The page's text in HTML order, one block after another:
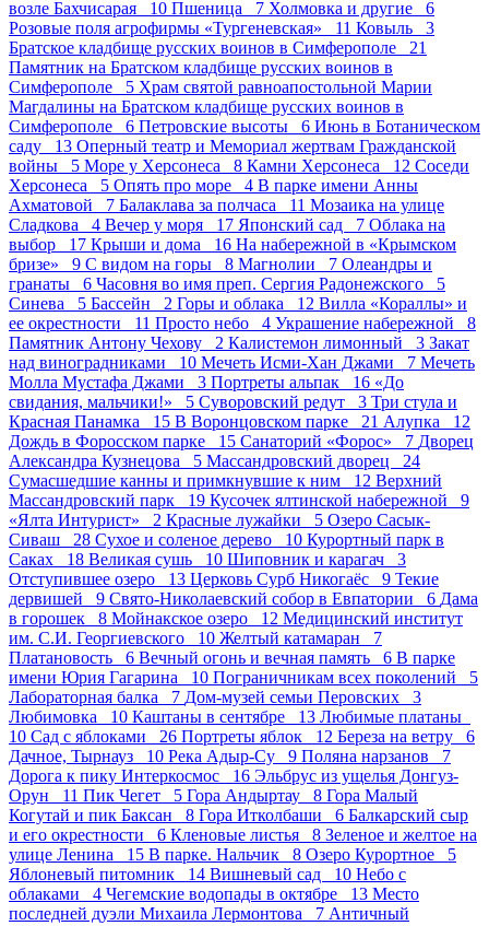
возле Бахчисарая 10 Пшеница 7 Холмовка и другие 6
Розовые поля агрофирмы «Тургеневская» 11 Ковыль 3
Братское кладбище русских воинов в Симферополе 21
Памятник на Братском кладбище русских воинов в
Симферополе 5 Храм святой равноапостольной Марии
Магдалины на Братском кладбище русских воинов в
Симферополе 6 Петровские высоты 6 Июнь в Ботаническом
саду 13 Оперный театр и Мемориал жертвам Гражданской
войны 5 Море у Херсонеса 8 Камни Херсонеса 12 Соседи
Херсонеса 5 Опять про море 4 В парке имени Анны
Ахматовой 7 Балаклава за полчаса 11 Мозаика на улице
Сладкова 4 Вечер у моря 17 Японский сад 7 Облака на
выбор 17 Крыши и дома 16 На набережной в «Крымском
бризе» 9 С видом на горы 8 Магнолии 7 Олеандры и
гранаты 6 Часовня во имя преп. Сергия Радонежского 5
Синева 5 Бассейн 2 Горы и облака 12 Вилла «Кораллы» и
ее окрестности 11 Просто небо 4 Украшение набережной 8
Памятник Антону Чехову 2 Калистемон лимонный 3 Закат
над виноградниками 10 Мечеть Исми-Хан Джами 7 Мечеть
Молла Мустафа Джами 3 Портреты альпак 16 «До
свидания, мальчики!» 5 Суворовский редут 3 Три стула и
Красная Панамка 15 В Воронцовском парке 21 Алупка 12
Дождь в Форосском парке 15 Санаторий «Форос» 7 Дворец
Александра Кузнецова 5 Массандровский дворец 24
Сумасшедшие канны и примкнувшие к ним 12 Верхний
Массандровский парк 19 Кусочек ялтинской набережной 9
«Ялта Интурист» 2 Красные лужайки 5 Озеро Сасык-
Сиваш 28 Сухое и соленое дерево 10 Курортный парк в
Саках 18 Великая сушь 10 Шиповник и карагач 3
Отступившее озеро 13 Церковь Сурб Никогаёс 9 Текие
дервишей 9 Свято-Николаевский собор в Евпатории 6 Дама
в горошек 8 Мойнакское озеро 12 Медицинский институт
им. С.И. Георгиевского 10 Желтый катамаран 7
Платановость 6 Вечный огонь и вечная память 6 В парке
имени Юрия Гагарина 10 Пограничникам всех поколений 5
Лабораторная балка 7 Дом-музей семьи Перовских 3
Любимовка 10 Каштаны в сентябре 13 Любимые платаны
10 Сад с яблоками 26 Портреты яблок 12 Береза на ветру 6
Дачное, Тырнауз 10 Река Адыр-Су 9 Поляна нарзанов 7
Дорога к пику Интеркосмос 16 Эльбрус из ущелья Донгуз-
Орун 11 Пик Чегет 5 Гора Андыртау 8 Гора Малый
Когутай и пик Баксан 8 Гора Итколбаши 6 Балкарский сыр
и его окрестности 6 Кленовые листья 8 Зеленое и желтое на
улице Ленина 15 В парке. Нальчик 8 Озеро Курортное 5
Яблоневый питомник 14 Вишневый сад 10 Небо с
облаками 4 Чегемские водопады в октябре 13 Место
последней дуэли Михаила Лермонтова 7 Античный